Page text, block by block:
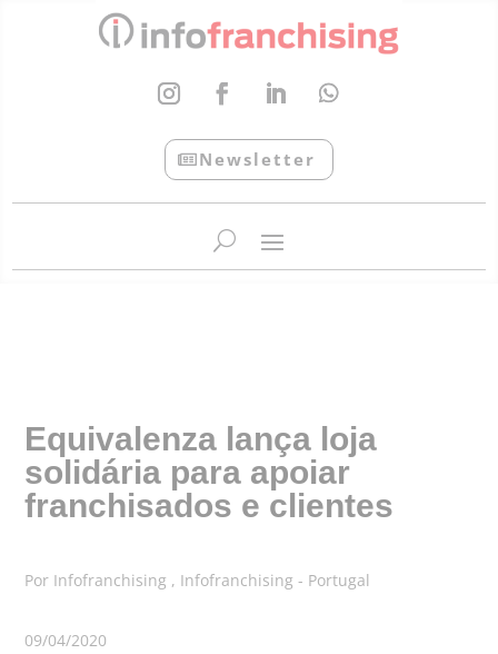
Newsletter
Equivalenza lança loja
solidária para apoiar
franchisados e clientes
Por Infofranchising , Infofranchising - Portugal
09/04/2020